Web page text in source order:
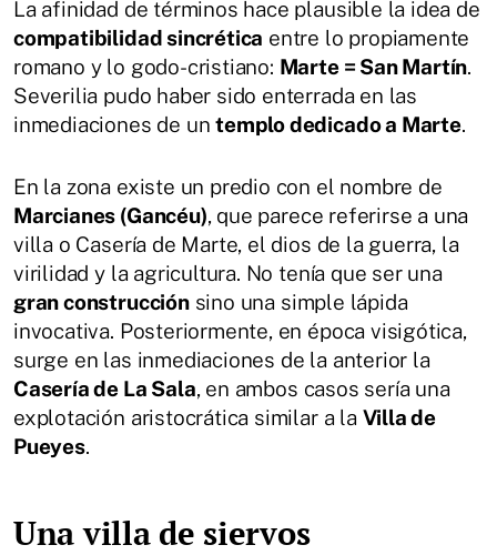
La afinidad de términos hace plausible la idea de
compatibilidad sincrética entre lo propiamente
romano y lo godo-cristiano: Marte = San Martín.
Severilia pudo haber sido enterrada en las
inmediaciones de untemplo dedicado a Marte.
En la zona existe un predio con el nombre de
Marcianes (Gancéu), que parece referirse a una
villa o Casería de Marte, el dios de la guerra, la
virilidad y la agricultura. No tenía que ser una
gran construcciónsino una simple lápida
invocativa. Posteriormente, en época visigótica,
surge en las inmediaciones de la anterior la
Casería de La Sala, en ambos casos sería una
explotación aristocrática similar a la Villa de
Pueyes.
Una villa de siervos